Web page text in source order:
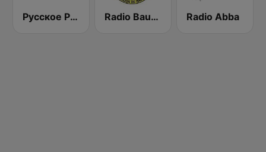
Русское Радио Radio Bautista Global 89.7 FM Radio Abba